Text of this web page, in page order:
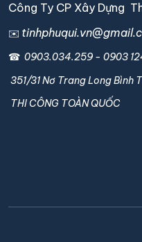
Công Ty CP Xây Dựng
✉️
☎ 0903.034.259 - 0903
351/31 Nơ Trang Long Bình
THI CÔNG TOÀN QUỐC